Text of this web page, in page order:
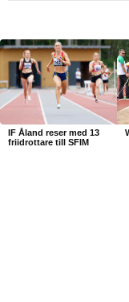
IF Åland reser med 13
friidrottare till SFIM